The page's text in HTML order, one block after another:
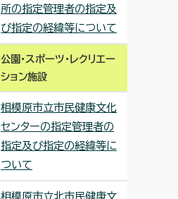
所の指定管理者の指定及
び指定の経緯等について
公園・スポーツ・レクリエー
ション施設
相模原市立市民健康文化
センターの指定管理者の
指定及び指定の経緯等に
ついて
相模原市立北市民健康文